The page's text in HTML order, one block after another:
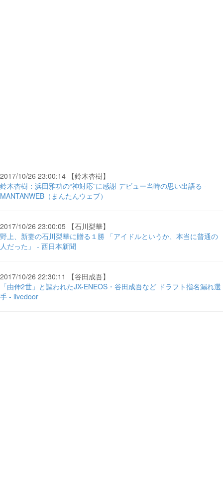
2017/10/26 23:00:14 【鈴木杏樹】
鈴木杏樹：浜田雅功の“神対応”に感謝 デビュー当時の思い出語る -
MANTANWEB（まんたんウェブ）
2017/10/26 23:00:05 【石川梨華】
野上、新妻の石川梨華に贈る１勝 「アイドルというか、本当に普通の
人だった」 - 西日本新聞
2017/10/26 22:30:11 【谷田成吾】
「由伸2世」と謳われたJX-ENEOS・谷田成吾など ドラフト指名漏れ選
手 - livedoor